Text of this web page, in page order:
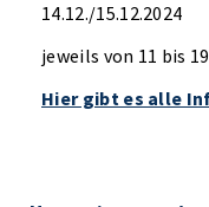
14.12./15.12.2024
jeweils von 11 bis
Hier gibt es alle